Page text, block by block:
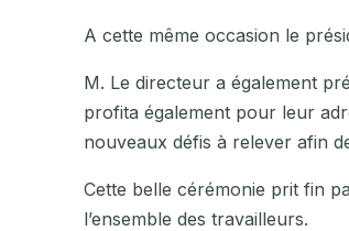
A cette même occasion le
M. Le directeur a également
profita également pour leur
nouveaux défis à relever afin
Cette belle cérémonie prit fin
l’ensemble des travailleurs.